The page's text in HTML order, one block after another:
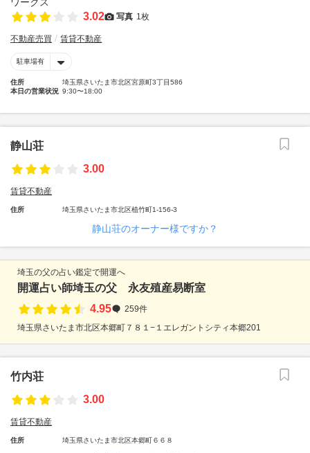
3.02 写真 1枚
不動産売買 賃貸不動産
駐車場有
住所
埼玉県さいたま市北区宮原町3丁目586
本日の営業状況 9:30〜18:00
静山荘
3.00
賃貸不動産
住所 埼玉県さいたま市北区植竹町1-156-3
静山荘のオーナー様ですか？
埼玉の父の占い鑑定で開運へ
開運占い師埼玉の父 永友殖産易断室
4.95
259件
埼玉県さいたま市北区本郷町７８１−１エレガントシティ本郷201
竹内荘
3.00
賃貸不動産
住所 埼玉県さいたま市北区本郷町６６８